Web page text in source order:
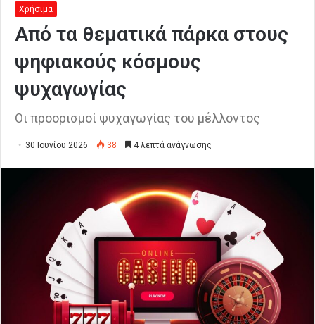
Χρήσιμα
Από τα θεματικά πάρκα στους
ψηφιακούς κόσμους
ψυχαγωγίας
Οι προορισμοί ψυχαγωγίας του μέλλοντος
30 Ιουνίου 2026 38 4 λεπτά ανάγνωσης